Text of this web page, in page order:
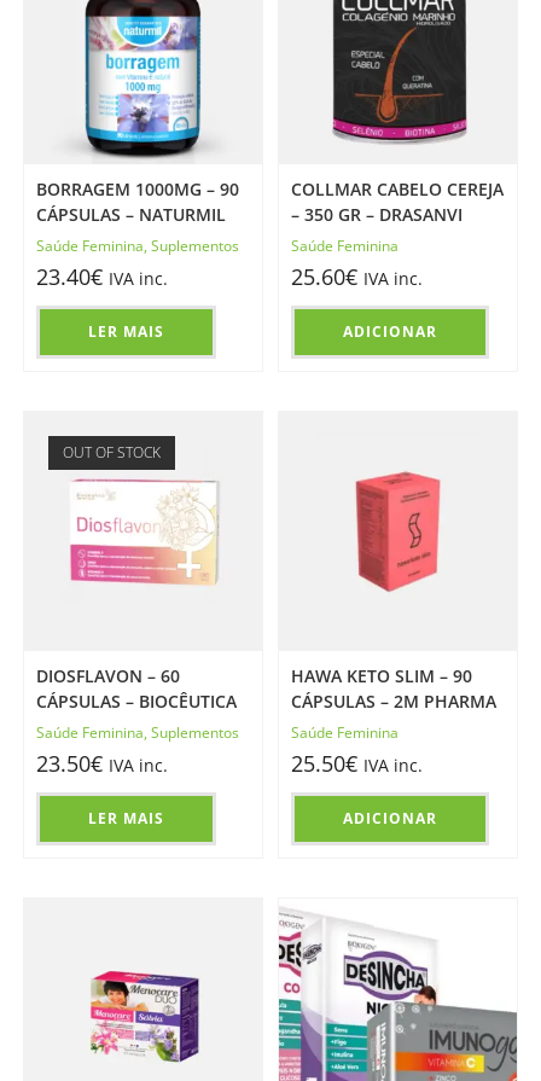
BORRAGEM 1000MG – 90
CÁPSULAS – NATURMIL
Saúde Feminina, Suplementos
23.40€ IVA inc.
LER MAIS
COLLMAR CABELO CEREJA
– 350 GR – DRASANVI
Saúde Feminina
25.60€ IVA inc.
ADICIONAR
OUT OF STOCK
DIOSFLAVON – 60
CÁPSULAS – BIOCÊUTICA
Saúde Feminina, Suplementos
23.50€ IVA inc.
LER MAIS
HAWA KETO SLIM – 90
CÁPSULAS – 2M PHARMA
Saúde Feminina
25.50€ IVA inc.
ADICIONAR